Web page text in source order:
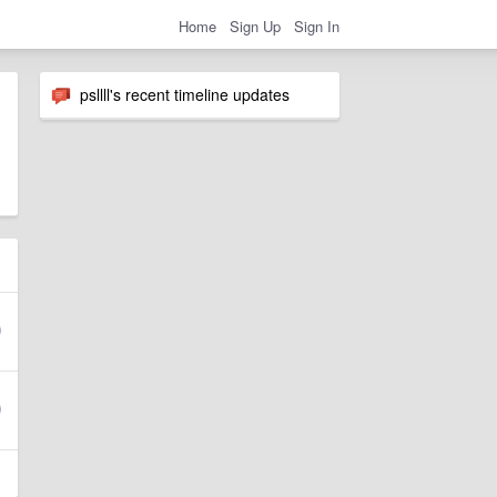
Home Sign Up Sign In
psllll's recent timeline updates